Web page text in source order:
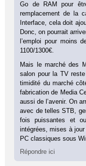
Go de RAM pour
remplacement de la
Interface, cela doit
Donc, on pourrait
l’emploi pour moins
1100/1300€.
Mais le marché des
salon pour la TV
timidité du marché
fabrication de Media
aussi de l’avenir. On
avec de telles STB,
fois puissantes et
intégrées, mises à
PC classiques sous
Répondre ici